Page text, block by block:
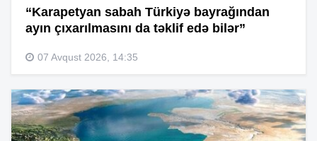
“Karapetyan sabah Türkiyə bayrağından
ayın çıxarılmasını da təklif edə bilər”
07 Avqust 2026, 14:35